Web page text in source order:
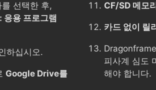
선택한 후,
응용 프로그램
하십시오.
Google Drive를
CF/SD 메모
카드 없이 릴
피사계 심도
해야 합니다.